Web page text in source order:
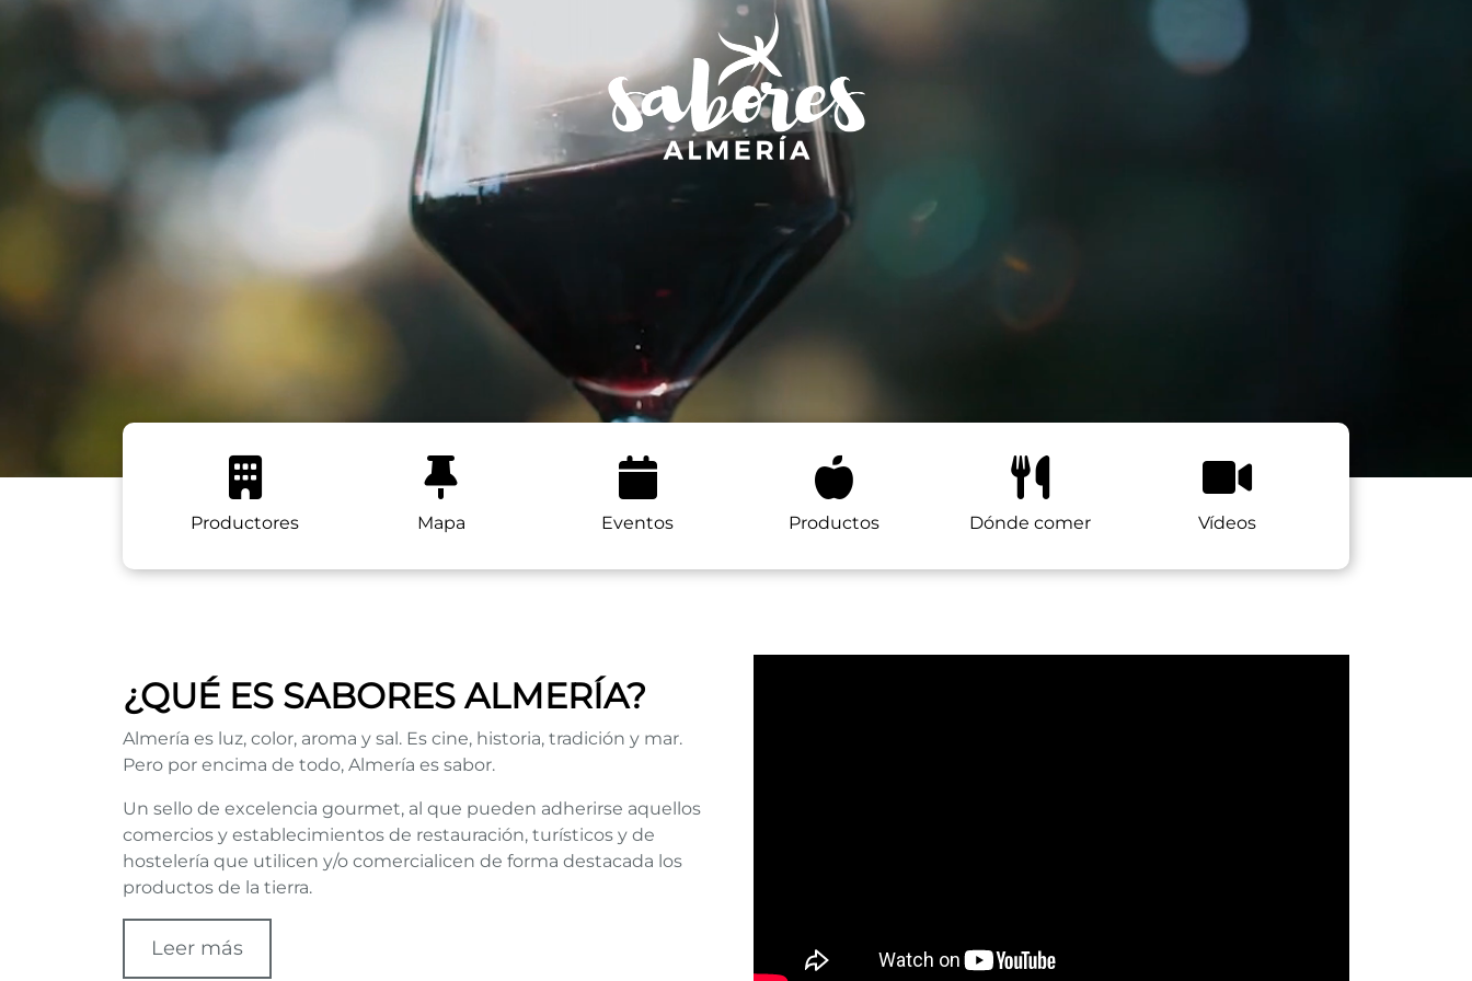
Productores Mapa Eventos Productos Dónde comer Vídeos
¿QUÉ ES SABORES ALMERÍA?
Almería es luz, color, aroma y sal. Es cine, historia, tradición y mar.
Pero por encima de todo, Almería es sabor.
Un sello de excelencia gourmet, al que pueden adherirse aquellos
comercios y establecimientos de restauración, turísticos y de
hostelería que utilicen y/o comercialicen de forma destacada los
productos de la tierra.
Leer más